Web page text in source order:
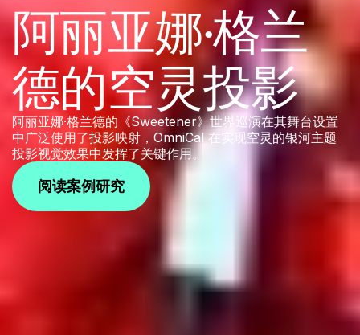
阿丽亚娜·格兰
德的空灵投影
阿丽亚娜·格兰德的《Sweetener》世界巡演在其舞台设置
中广泛使用了投影映射，OmniCal 在实现空灵的银河主题
投影视觉效果中发挥了关键作用。
阅读案例研究